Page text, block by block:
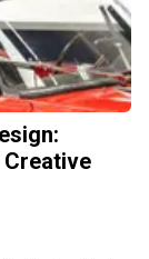
Creative